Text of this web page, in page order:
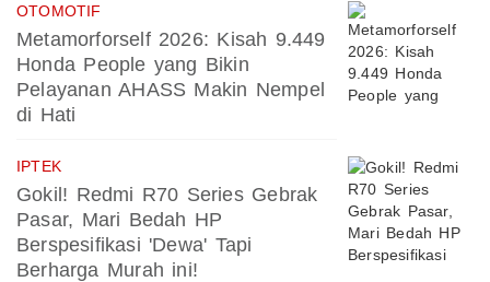
OTOMOTIF
Metamorforself 2026: Kisah 9.449
Honda People yang Bikin
Pelayanan AHASS Makin Nempel
di Hati
IPTEK
Gokil! Redmi R70 Series Gebrak
Pasar, Mari Bedah HP
Berspesifikasi 'Dewa' Tapi
Berharga Murah ini!